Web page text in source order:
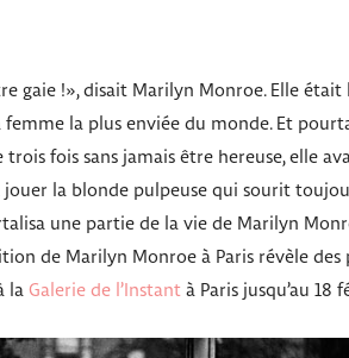
gaie !», disait Marilyn Monroe. Elle
la plus enviée du monde. Et
fois sans jamais être hereuse, elle
la blonde pulpeuse qui sourit
une partie de la vie de Marilyn
de Marilyn Monroe à Paris révèle des
la Galerie de l’Instant à Paris jusqu’au 18